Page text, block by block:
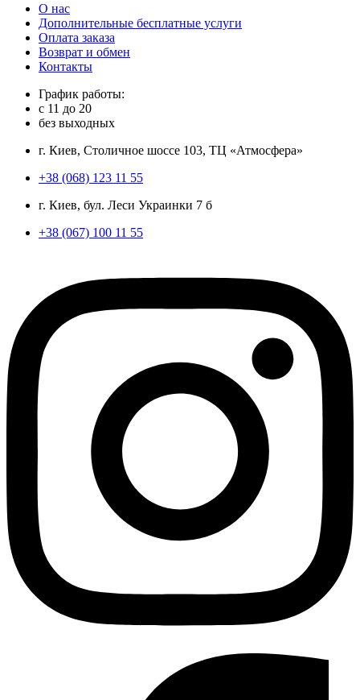
О нас
Дополнительные бесплатные услуги
Оплата заказа
Возврат и обмен
Контакты
График работы:
с 11 до 20
без выходных
г. Киев, Столичное шоссе 103, ТЦ «Атмосфера»
+38 (068) 123 11 55
г. Киев, бул. Леси Украинки 7 б
+38 (067) 100 11 55